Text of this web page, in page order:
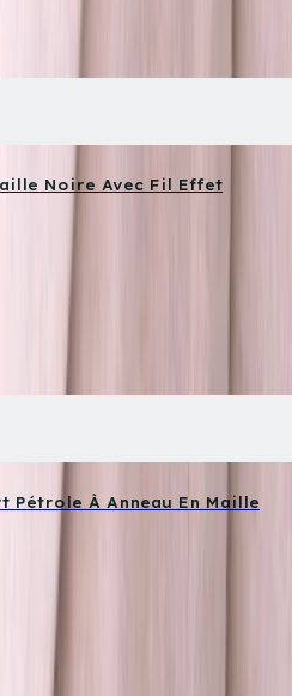
Noire Avec Fil Effet
Pétrole À Anneau En Maille